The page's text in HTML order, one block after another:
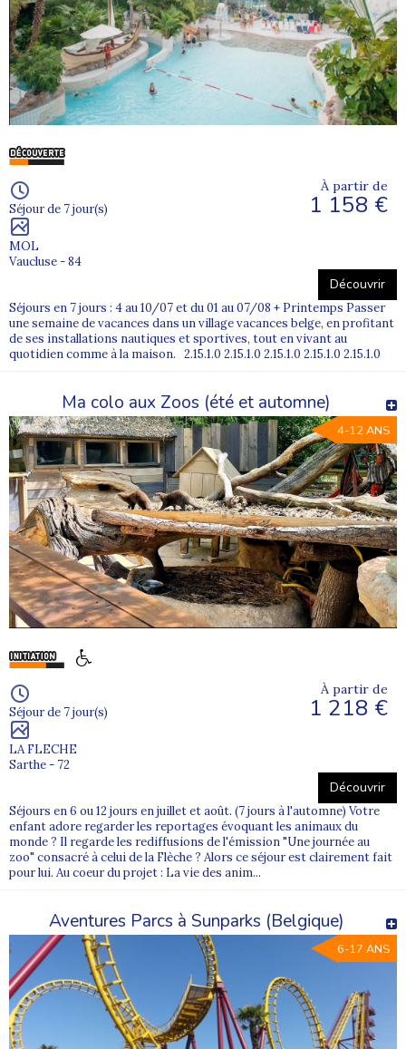
Séjour de 7 jour(s)
MOL
Vaucluse - 84
À partir de
1 158 €
Découvrir
Séjours en 7 jours : 4 au 10/07 et du 01 au 07/08 + Printemps Passer
une semaine de vacances dans un village vacances belge, en profitant
de ses installations nautiques et sportives, tout en vivant au
quotidien comme à la maison. 2.15.1.0 2.15.1.0 2.15.1.0 2.15.1.0 2.15.1.0
Ma colo aux Zoos (été et automne)
4-12 ANS
Séjour de 7 jour(s)
LA FLECHE
Sarthe - 72
À partir de
1 218 €
Découvrir
Séjours en 6 ou 12 jours en juillet et août. (7 jours à l'automne) Votre
enfant adore regarder les reportages évoquant les animaux du
monde ? Il regarde les rediffusions de l'émission "Une journée au
zoo" consacré à celui de la Flèche ? Alors ce séjour est clairement fait
pour lui. Au coeur du projet : La vie des anim...
Aventures Parcs à Sunparks (Belgique)
6-17 ANS